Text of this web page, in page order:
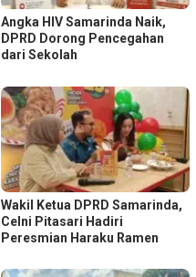
Angka HIV Samarinda Naik,
DPRD Dorong Pencegahan
dari Sekolah
Wakil Ketua DPRD Samarinda,
Celni Pitasari Hadiri
Peresmian Haraku Ramen